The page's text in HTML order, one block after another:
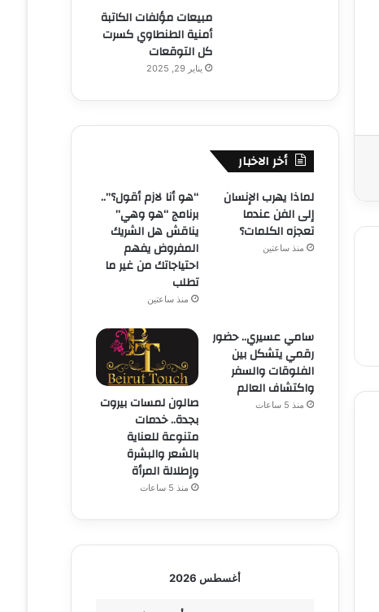
مبيعات مؤلفات الكاتبة
أمنية الطنطاوي كسرت
كل التوقعات
يناير 29, 2025
أخر الاخبار
لماذا يهرب الإنسان
إلى الفن عندما
تعجزه الكلمات؟
منذ ساعتين
“هو أنا لازم أقول؟”..
برنامج “هو وهي”
يناقش هل الشريك
المفروض يفهم
احتياجاتك من غير ما
تطلب
منذ ساعتين
سامي عسيري.. حضور
رقمي يتشكل بين
الفلوقات والسفر
واكتشاف العالم
منذ 5 ساعات
صالون لمسات بيروت
بجدة.. خدمات
متنوعة للعناية
بالشعر والبشرة
وإطلالة المرأة
منذ 5 ساعات
أغسطس 2026